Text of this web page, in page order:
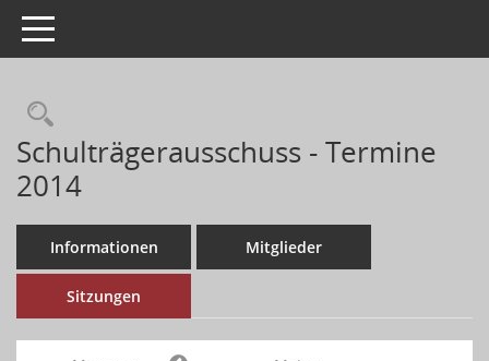
Toggle navigation
Schulträgerausschuss - Termine
2014
Informationen Mitglieder
Sitzungen